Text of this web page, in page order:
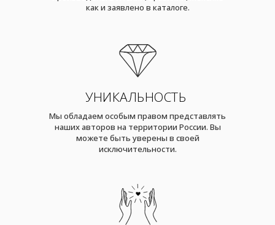
как и заявлено в каталоге.
УНИКАЛЬНОСТЬ
Мы обладаем особым правом представлять
наших авторов на территории России. Вы
можете быть уверены в своей
исключительности.